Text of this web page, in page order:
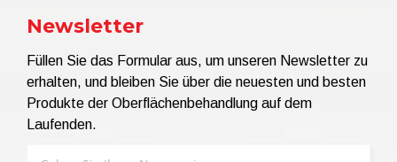
Newsletter
Füllen Sie das Formular aus, um unseren Newsletter zu
erhalten, und bleiben Sie über die neuesten und besten
Produkte der Oberflächenbehandlung auf dem
Laufenden.